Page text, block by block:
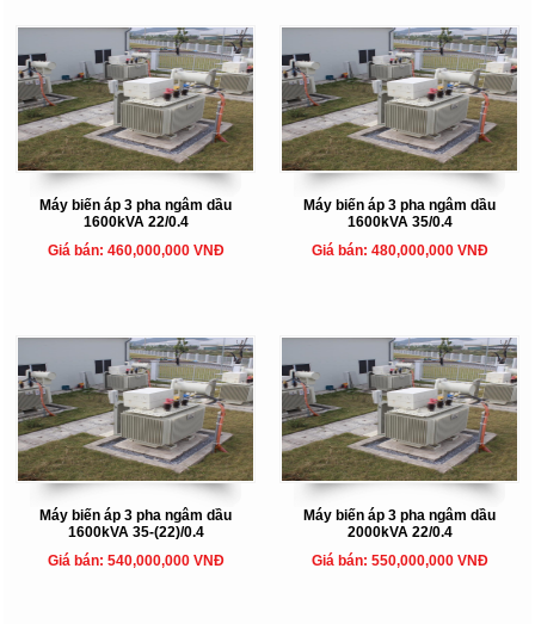
Máy biến áp 3 pha ngâm dầu
1600kVA 22/0.4
Giá bán: 460,000,000 VNĐ
Máy biến áp 3 pha ngâm dầu
1600kVA 35/0.4
Giá bán: 480,000,000 VNĐ
Máy biến áp 3 pha ngâm dầu
1600kVA 35-(22)/0.4
Giá bán: 540,000,000 VNĐ
Máy biến áp 3 pha ngâm dầu
2000kVA 22/0.4
Giá bán: 550,000,000 VNĐ